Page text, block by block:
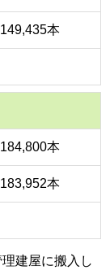
本
本
本
建屋に搬入し